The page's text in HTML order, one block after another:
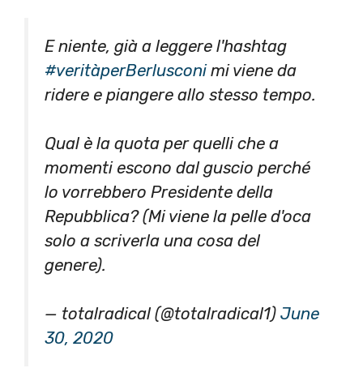
E niente, già a leggere l'hashtag
#veritàperBerlusconimi viene da
ridere e piangere allo stesso tempo.
Qual è la quota per quelli che a
momenti escono dal guscio perché
lo vorrebbero Presidente della
Repubblica? (Mi viene la pelle d'oca
solo a scriverla una cosa del
genere).
— totalradical (@totalradical1) June
30, 2020